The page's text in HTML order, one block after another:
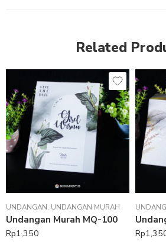
Related
UNDANGAN, UNDANGAN MURAH
Undangan Murah MQ-100
Rp1,350
Rp